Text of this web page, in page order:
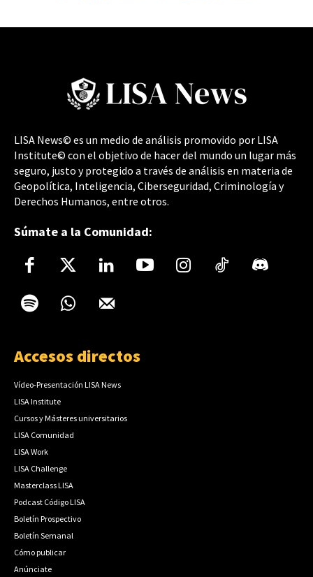
LISA News© es un medio de análisis promovido por LISA
Institute© con el objetivo de hacer del mundo un lugar más
seguro, justo y protegido a través de análisis en materia de
Geopolítica, Inteligencia, Ciberseguridad, Criminología y
Derechos Humanos, entre otros.
Súmate a la Comunidad:
Accesos directos
Vídeo-Presentación LISA News
LISA Institute
Cursos y Másteres universitarios
LISA Comunidad
LISA Work
LISA Challenge
Masterclass LISA
Podcast Código LISA
Boletín Prospectivo
Boletín Semanal
Cómo publicar
Anúnciate